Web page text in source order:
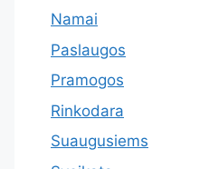
Namai
Paslaugos
Pramogos
Rinkodara
Suaugusiems